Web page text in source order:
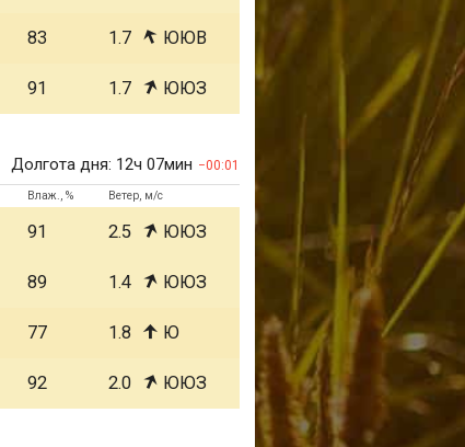
83 1.7 ЮЮВ
91 1.7 ЮЮЗ
Долгота дня: 12ч 07мин 00:01
Влаж., % Ветер, м/с
91 2.5 ЮЮЗ
89 1.4 ЮЮЗ
77 1.8 Ю
92 2.0 ЮЮЗ